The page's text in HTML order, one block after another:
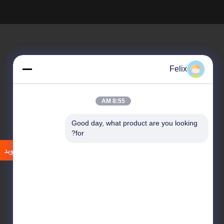
برای خبرنامه ما ثبت نام کنید
مشترک شوید
Felix
8:55 AM
Good day, what product are you looking
for?